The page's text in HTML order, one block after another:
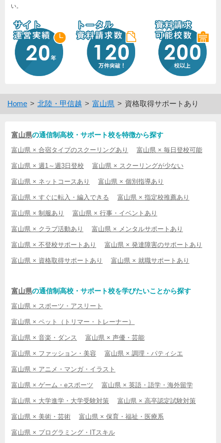
い。
Home 北陸・甲信越 富山県 資格取得サポートあり
富山県の通信制高校・サポート校を特徴から探す
富山県 × 合宿タイプのスクーリングあり 富山県 × 毎日登校可能
富山県 × 週1～週3日登校 富山県 × スクーリングが少ない
富山県 × ネットコースあり 富山県 × 個別指導あり
富山県 × すぐに転入・編入できる 富山県 × 指定校推薦あり
富山県 × 制服あり 富山県 × 行事・イベントあり
富山県 × クラブ活動あり 富山県 × メンタルサポートあり
富山県 × 不登校サポートあり 富山県 × 発達障害のサポートあり
富山県 × 資格取得サポートあり 富山県 × 就職サポートあり
富山県の通信制高校・サポート校を学びたいことから探す
富山県 × スポーツ・アスリート
富山県 × ペット（トリマー・トレーナー）
富山県 × 音楽・ダンス 富山県 × 声優・芸能
富山県 × ファッション・美容 富山県 × 調理・パティシエ
富山県 × アニメ・マンガ・イラスト
富山県 × ゲーム・eスポーツ 富山県 × 英語・語学・海外留学
富山県 × 大学進学・大学受験対策 富山県 × 高卒認定試験対策
富山県 × 美術・芸術 富山県 × 保育・福祉・医療系
富山県 × プログラミング・ITスキル